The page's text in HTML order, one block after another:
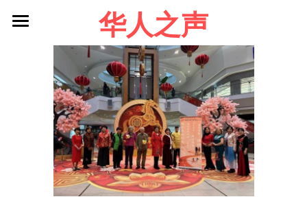
华人之声
About me
Blog
Contact
Facebook
Login/Register